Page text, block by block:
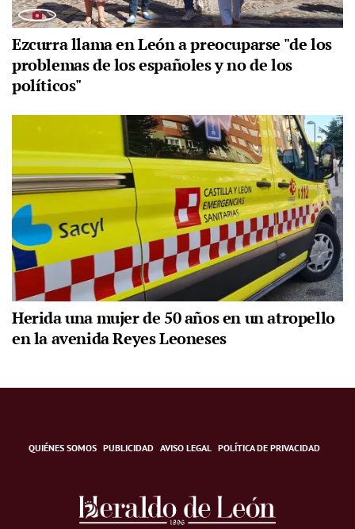
Ezcurra llama en León a preocuparse "de los
problemas de los españoles y no de los
políticos"
Herida una mujer de 50 años en un atropello
en la avenida Reyes Leoneses
QUIÉNES SOMOS PUBLICIDAD AVISO LEGAL POLÍTICA DE PRIVACIDAD